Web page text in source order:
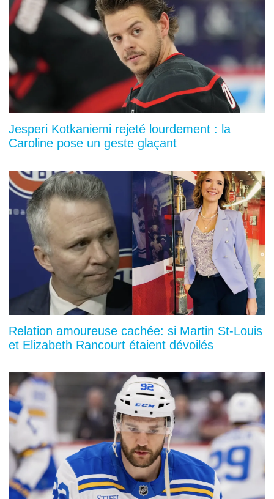
Jesperi Kotkaniemi rejeté lourdement : la
Caroline pose un geste glaçant
Relation amoureuse cachée: si Martin St-Louis
et Elizabeth Rancourt étaient dévoilés